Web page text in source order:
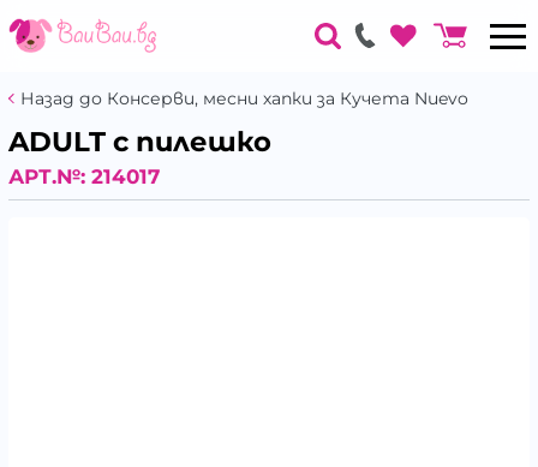
Назад до Консерви, месни хапки за Кучета Nuevo
ADULT с пилешко
АРТ.№: 214017